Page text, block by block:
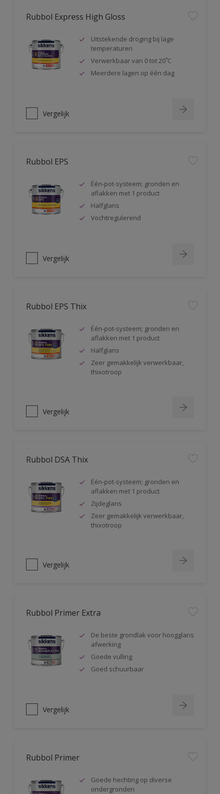
Rubbol Express High Gloss
Uitstekende droging bij lage
temperaturen
Verwerkbaar van 0 tot 20˚C
Meerdere lagen op één dag
Vergelijk
Rubbol EPS
Één-pot-systeem; gronden en
aflakken met 1 product
Halfglans
Vochtregulerend
Vergelijk
Rubbol EPS Thix
Één-pot-systeem; gronden en
aflakken met 1 product
Halfglans
Zeer gemakkelijk verwerkbaar,
thixotroop
Vergelijk
Rubbol DSA Thix
Één-pot-systeem; gronden en
aflakken met 1 product
Zijdeglans
Zeer gemakkelijk verwerkbaar,
thixotroop
Vergelijk
Rubbol Primer Extra
De beste grondlak voor hoogglans
afwerking
Goede vulling
Goed schuurbaar
Vergelijk
Rubbol Primer
Goede hechting op diverse
ondergronden